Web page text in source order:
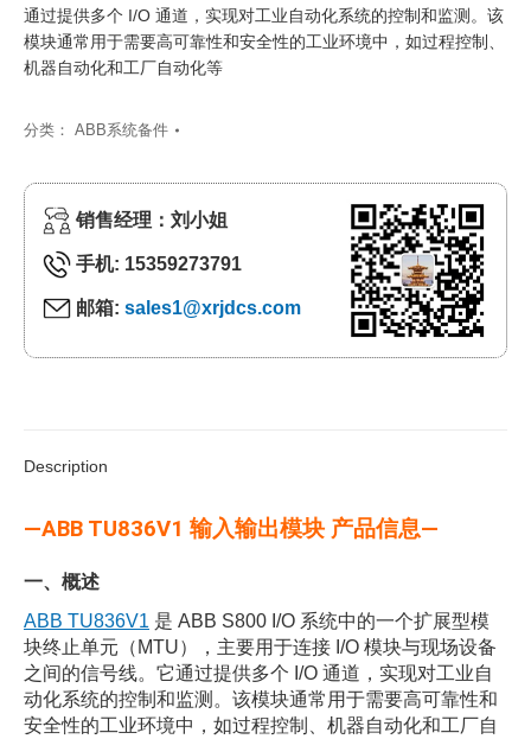
通过提供多个 I/O 通道，实现对工业自动化系统的控制和监测。该
模块通常用于需要高可靠性和安全性的工业环境中，如过程控制、
机器自动化和工厂自动化等
分类： ABB系统备件
销售经理：刘小姐
手机: 15359273791
邮箱: sales1@xrjdcs.com
Description
—ABB TU836V1 输入输出模块 产品信息—
一、概述
ABB TU836V1 是 ABB S800 I/O 系统中的一个扩展型模
块终止单元（MTU），主要用于连接 I/O 模块与现场设备
之间的信号线。它通过提供多个 I/O 通道，实现对工业自
动化系统的控制和监测。该模块通常用于需要高可靠性和
安全性的工业环境中，如过程控制、机器自动化和工厂自